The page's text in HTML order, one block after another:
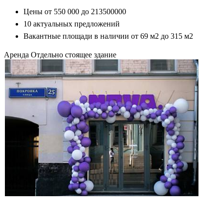
Цены от 550 000 до 213500000
10 актуальных предложений
Вакантные площади в наличии от 69 м2 до 315 м2
Аренда Отдельно стоящее здание